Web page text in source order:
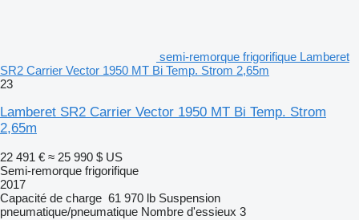
semi-remorque frigorifique Lamberet
SR2 Carrier Vector 1950 MT Bi Temp. Strom 2,65m
23
Lamberet SR2 Carrier Vector 1950 MT Bi Temp. Strom
2,65m
22 491 € ≈ 25 990 $ US
Semi-remorque frigorifique
2017
Capacité de charge 61 970 lb Suspension
pneumatique/pneumatique Nombre d'essieux 3